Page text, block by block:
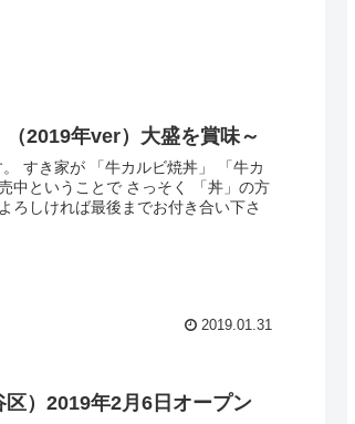
2019年ver）大盛を賞味～
牛カ
中ということで さっそく 「丼」の方
2019.01.31
）2019年2月6日オープン